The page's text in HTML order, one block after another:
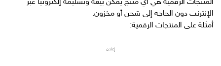
المنتجات الرقمية هي أي منتج يمكن بيعه وتسليمه إلكترونيًا عبر
الإنترنت دون الحاجة إلى شحن أو مخزون.
أمثلة على المنتجات الرقمية:
إعلان